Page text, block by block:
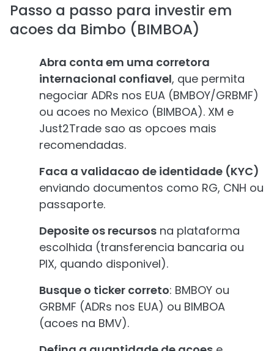
Passo a passo para investir em
acoes da Bimbo (BIMBOA)
Abra conta em uma corretora
internacional confiavel, que permita
negociar ADRs nos EUA (BMBOY/GRBMF)
ou acoes no Mexico (BIMBOA). XM e
Just2Trade sao as opcoes mais
recomendadas.
Faca a validacao de identidade (KYC)
enviando documentos como RG, CNH ou
passaporte.
Deposite os recursos na plataforma
escolhida (transferencia bancaria ou
PIX, quando disponivel).
Busque o ticker correto: BMBOY ou
GRBMF (ADRs nos EUA) ou BIMBOA
(acoes na BMV).